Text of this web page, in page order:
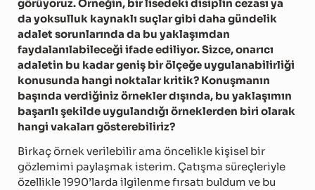
görüyoruz. Örneğin, bir lisedeki disiplin cezası ya
da yoksulluk kaynaklı suçlar gibi daha gündelik
adalet sorunlarında da bu yaklaşımdan
faydalanılabileceği ifade ediliyor. Sizce, onarıcı
adaletin bu kadar geniş bir ölçeğe uygulanabilirliği
konusunda hangi noktalar kritik? Konuşmanın
başında verdiğiniz örnekler dışında, bu yaklaşımın
başarılı şekilde uygulandığı örneklerden biri olarak
hangi vakaları gösterebiliriz?
Birkaç örnek verilebilir ama öncelikle kişisel bir
gözlemimi paylaşmak isterim. Çatışma süreçleriyle
özellikle 1990’larda ilgilenme fırsatı buldum ve bu